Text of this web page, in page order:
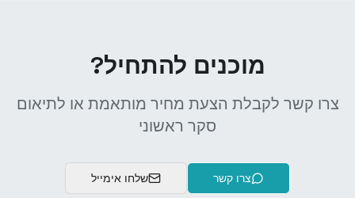
מוכנים להתחיל?
צרו קשר לקבלת הצעת מחיר מותאמת או לתיאום
סקר ראשוני
צרו קשר שלחו אימייל